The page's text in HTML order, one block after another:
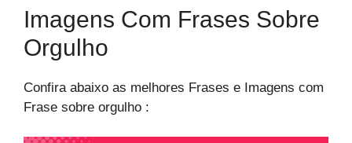
Imagens Com Frases Sobre
Orgulho​
Confira abaixo as melhores Frases e Imagens com
Frase sobre orgulho​ :